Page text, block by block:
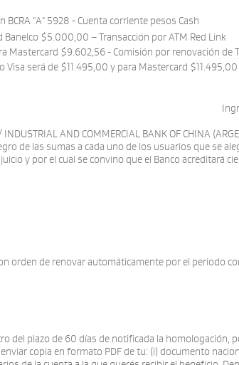
"A" 5928 - Cuenta corriente pesos Cash
$5.000,00 – Transacción por ATM Red Link
$9.602,56 - Comisión por renovación de
será de $11.495,00 y para Mastercard
AND COMMERCIAL BANK OF CHINA
de las sumas a cada uno de los usuarios que se
y por el cual se convino que el Banco acreditará
orden de renovar automáticamente por el periodo
del plazo de 60 días de notificada la homologación,
copia en formato PDF de tu: (i) documento